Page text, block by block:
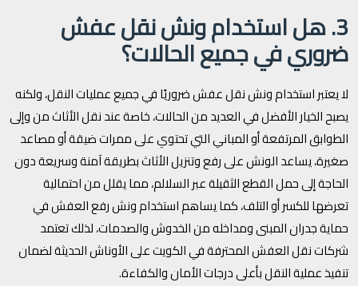
3. هل استخدام ونش نقل عفش
ضروري في جميع الحالات؟
لا يعتبر استخدام ونش نقل عفش ضروريًا في جميع عمليات النقل، ولكنه
يصبح الخيار الأفضل في العديد من الحالات، خاصة عند نقل الأثاث من وإلى
الطوابق المرتفعة أو المباني التي تحتوي على ممرات ضيقة أو مصاعد
صغيرة، يساعد الونش على رفع وتنزيل الأثاث بطريقة آمنة وسريعة دون
الحاجة إلى حمل القطع الثقيلة عبر السلالم، مما يقلل من احتمالية
تعرضها للكسر أو التلف، كما يساهم استخدام ونش رفع العفش في
حماية جدران المبنى ومداخله من الخدوش والصدمات، لذلك تعتمد
شركات نقل العفش المحترفة في الكويت على الأوناش الحديثة لضمان
تنفيذ عملية النقل بأعلى درجات الأمان والكفاءة.